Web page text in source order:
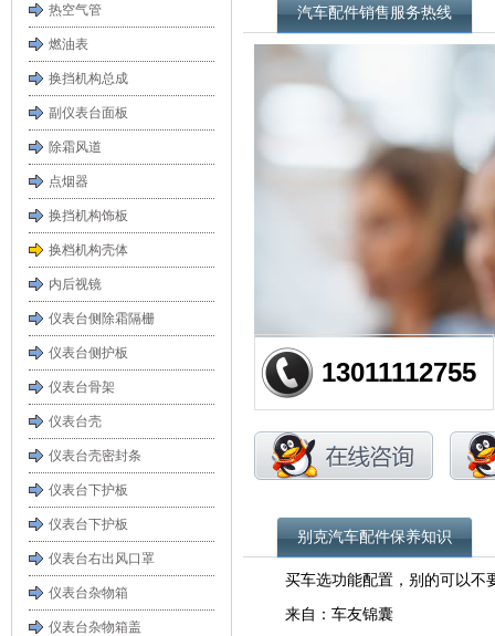
热空气管
燃油表
换挡机构总成
副仪表台面板
除霜风道
点烟器
换挡机构饰板
换档机构壳体
内后视镜
仪表台侧除霜隔栅
仪表台侧护板
仪表台骨架
仪表台壳
仪表台壳密封条
仪表台下护板
仪表台下护板
仪表台右出风口罩
仪表台杂物箱
仪表台杂物箱盖
汽车配件销售服务热线
13011112755
别克汽车配件保养知识
买车选功能配置，别的可以不
来自：车友锦囊